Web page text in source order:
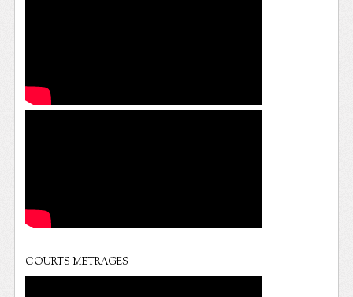
COURTS METRAGES